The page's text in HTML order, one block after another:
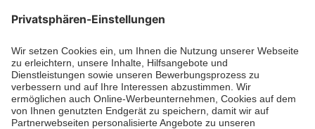
Die Johanniter GmbH führt das Spendenzertifikat
des Deutschen Spendenrats e.V.